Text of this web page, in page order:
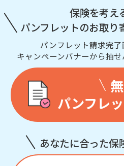
保険を考え
パンフレットのお取り
パンフレット請求完
キャンペーンバナーから抽せ
パンフレ
あなたに合った保